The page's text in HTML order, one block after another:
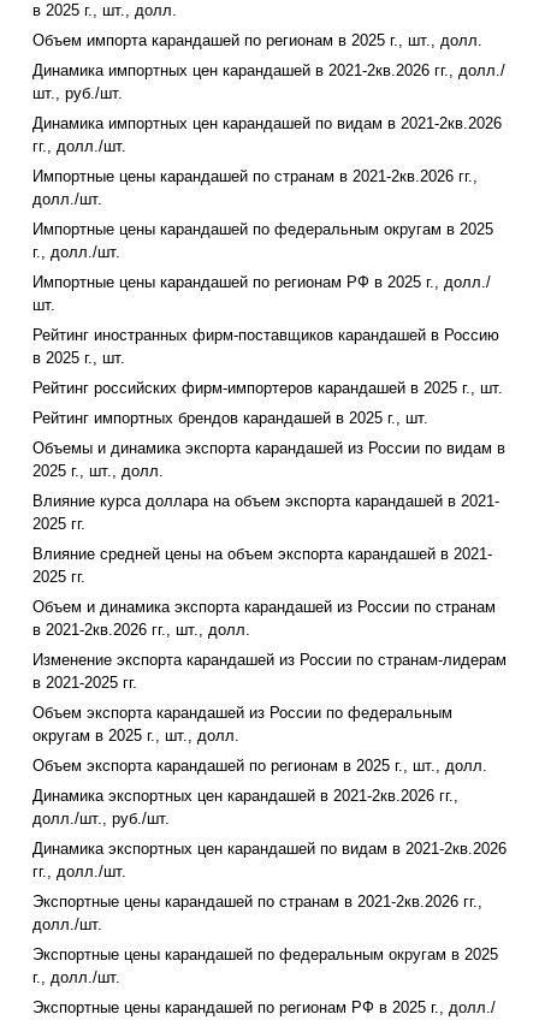
в 2025 г., шт., долл.
Объем импорта карандашей по регионам в 2025 г., шт., долл.
Динамика импортных цен карандашей в 2021-2кв.2026 гг., долл./
шт., руб./шт.
Динамика импортных цен карандашей по видам в 2021-2кв.2026
гг., долл./шт.
Импортные цены карандашей по странам в 2021-2кв.2026 гг.,
долл./шт.
Импортные цены карандашей по федеральным округам в 2025
г., долл./шт.
Импортные цены карандашей по регионам РФ в 2025 г., долл./
шт.
Рейтинг иностранных фирм-поставщиков карандашей в Россию
в 2025 г., шт.
Рейтинг российских фирм-импортеров карандашей в 2025 г., шт.
Рейтинг импортных брендов карандашей в 2025 г., шт.
Объемы и динамика экспорта карандашей из России по видам в
2025 г., шт., долл.
Влияние курса доллара на объем экспорта карандашей в 2021-
2025 гг.
Влияние средней цены на объем экспорта карандашей в 2021-
2025 гг.
Объем и динамика экспорта карандашей из России по странам
в 2021-2кв.2026 гг., шт., долл.
Изменение экспорта карандашей из России по странам-лидерам
в 2021-2025 гг.
Объем экспорта карандашей из России по федеральным
округам в 2025 г., шт., долл.
Объем экспорта карандашей по регионам в 2025 г., шт., долл.
Динамика экспортных цен карандашей в 2021-2кв.2026 гг.,
долл./шт., руб./шт.
Динамика экспортных цен карандашей по видам в 2021-2кв.2026
гг., долл./шт.
Экспортные цены карандашей по странам в 2021-2кв.2026 гг.,
долл./шт.
Экспортные цены карандашей по федеральным округам в 2025
г., долл./шт.
Экспортные цены карандашей по регионам РФ в 2025 г., долл./